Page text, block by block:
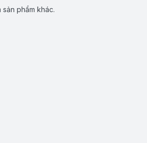
phẩm khác.